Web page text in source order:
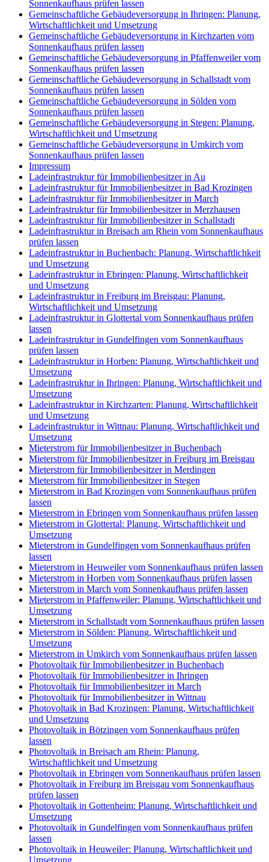
Sonnenkaufhaus prüfen lassen
Gemeinschaftliche Gebäudeversorgung in Ihringen: Planung,
Wirtschaftlichkeit und Umsetzung
Gemeinschaftliche Gebäudeversorgung in Kirchzarten vom
Sonnenkaufhaus prüfen lassen
Gemeinschaftliche Gebäudeversorgung in Pfaffenweiler vom
Sonnenkaufhaus prüfen lassen
Gemeinschaftliche Gebäudeversorgung in Schallstadt vom
Sonnenkaufhaus prüfen lassen
Gemeinschaftliche Gebäudeversorgung in Sölden vom
Sonnenkaufhaus prüfen lassen
Gemeinschaftliche Gebäudeversorgung in Stegen: Planung,
Wirtschaftlichkeit und Umsetzung
Gemeinschaftliche Gebäudeversorgung in Umkirch vom
Sonnenkaufhaus prüfen lassen
Impressum
Ladeinfrastruktur für Immobilienbesitzer in Au
Ladeinfrastruktur für Immobilienbesitzer in Bad Krozingen
Ladeinfrastruktur für Immobilienbesitzer in March
Ladeinfrastruktur für Immobilienbesitzer in Merzhausen
Ladeinfrastruktur für Immobilienbesitzer in Schallstadt
Ladeinfrastruktur in Breisach am Rhein vom Sonnenkaufhaus
prüfen lassen
Ladeinfrastruktur in Buchenbach: Planung, Wirtschaftlichkeit
und Umsetzung
Ladeinfrastruktur in Ebringen: Planung, Wirtschaftlichkeit
und Umsetzung
Ladeinfrastruktur in Freiburg im Breisgau: Planung,
Wirtschaftlichkeit und Umsetzung
Ladeinfrastruktur in Glottertal vom Sonnenkaufhaus prüfen
lassen
Ladeinfrastruktur in Gundelfingen vom Sonnenkaufhaus
prüfen lassen
Ladeinfrastruktur in Horben: Planung, Wirtschaftlichkeit und
Umsetzung
Ladeinfrastruktur in Ihringen: Planung, Wirtschaftlichkeit und
Umsetzung
Ladeinfrastruktur in Kirchzarten: Planung, Wirtschaftlichkeit
und Umsetzung
Ladeinfrastruktur in Wittnau: Planung, Wirtschaftlichkeit und
Umsetzung
Mieterstrom für Immobilienbesitzer in Buchenbach
Mieterstrom für Immobilienbesitzer in Freiburg im Breisgau
Mieterstrom für Immobilienbesitzer in Merdingen
Mieterstrom für Immobilienbesitzer in Stegen
Mieterstrom in Bad Krozingen vom Sonnenkaufhaus prüfen
lassen
Mieterstrom in Ebringen vom Sonnenkaufhaus prüfen lassen
Mieterstrom in Glottertal: Planung, Wirtschaftlichkeit und
Umsetzung
Mieterstrom in Gundelfingen vom Sonnenkaufhaus prüfen
lassen
Mieterstrom in Heuweiler vom Sonnenkaufhaus prüfen lassen
Mieterstrom in Horben vom Sonnenkaufhaus prüfen lassen
Mieterstrom in March vom Sonnenkaufhaus prüfen lassen
Mieterstrom in Pfaffenweiler: Planung, Wirtschaftlichkeit und
Umsetzung
Mieterstrom in Schallstadt vom Sonnenkaufhaus prüfen lassen
Mieterstrom in Sölden: Planung, Wirtschaftlichkeit und
Umsetzung
Mieterstrom in Umkirch vom Sonnenkaufhaus prüfen lassen
Photovoltaik für Immobilienbesitzer in Buchenbach
Photovoltaik für Immobilienbesitzer in Ihringen
Photovoltaik für Immobilienbesitzer in March
Photovoltaik für Immobilienbesitzer in Wittnau
Photovoltaik in Bad Krozingen: Planung, Wirtschaftlichkeit
und Umsetzung
Photovoltaik in Bötzingen vom Sonnenkaufhaus prüfen
lassen
Photovoltaik in Breisach am Rhein: Planung,
Wirtschaftlichkeit und Umsetzung
Photovoltaik in Ebringen vom Sonnenkaufhaus prüfen lassen
Photovoltaik in Freiburg im Breisgau vom Sonnenkaufhaus
prüfen lassen
Photovoltaik in Gottenheim: Planung, Wirtschaftlichkeit und
Umsetzung
Photovoltaik in Gundelfingen vom Sonnenkaufhaus prüfen
lassen
Photovoltaik in Heuweiler: Planung, Wirtschaftlichkeit und
Umsetzung